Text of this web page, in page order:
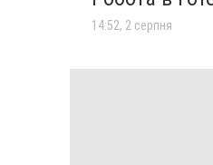
14:52, 2 серпня